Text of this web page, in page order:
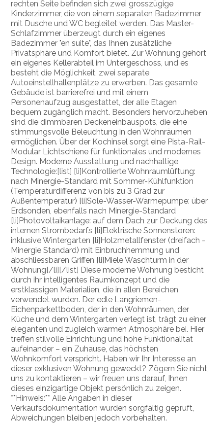
rechten Seite befinden sich zwei grosszügige
Kinderzimmer, die von einem separaten Badezimmer
mit Dusche und WC begleitet werden. Das Master-
Schlafzimmer überzeugt durch ein eigenes
Badezimmer "en suite", das Ihnen zusätzliche
Privatsphäre und Komfort bietet. Zur Wohnung gehört
ein eigenes Kellerabteil im Untergeschoss, und es
besteht die Möglichkeit, zwei separate
Autoeinstellhallenplätze zu erwerben. Das gesamte
Gebäude ist barrierefrei und mit einem
Personenaufzug ausgestattet, der alle Etagen
bequem zugänglich macht. Besonders hervorzuheben
sind die dimmbaren Deckeneinbauspots, die eine
stimmungsvolle Beleuchtung in den Wohnräumen
ermöglichen. Über der Kochinsel sorgt eine Pista-Rail-
Modular Lichtschiene für funktionales und modernes
Design. Moderne Ausstattung und nachhaltige
Technologie:[list] [li]Kontrollierte Wohnraumlüftung:
nach Minergie-Standard mit Sommer-Kühlfunktion
(Temperaturdifferenz von bis zu 3 Grad zur
Außentemperatur) [li]Sole-Wasser-Wärmepumpe: über
Erdsonden, ebenfalls nach Minergie-Standard
[li]Photovoltaikanlage: auf dem Dach zur Deckung des
internen Strombedarfs [li]Elektrische Sonnenstoren:
inklusive Wintergarten [li]Holzmetallfenster (dreifach -
Minergie Standard) mit Einbruchhemmung und
abschliessbaren Griffen [li]Miele Waschturm in der
Wohnung[/li][/list] Diese moderne Wohnung besticht
durch ihr intelligentes Raumkonzept und die
erstklassigen Materialien, die in allen Bereichen
verwendet wurden. Der edle Langriemen-
Eichenparkettboden, der in den Wohnräumen, der
Küche und dem Wintergarten verlegt ist, trägt zu einer
eleganten und zugleich warmen Atmosphäre bei. Hier
treffen stilvolle Einrichtung und hohe Funktionalität
aufeinander – ein Zuhause, das höchsten
Wohnkomfort verspricht. Haben wir Ihr Interesse an
dieser exklusiven Wohnung geweckt? Zögern Sie nicht,
uns zu kontaktieren – wir freuen uns darauf, Ihnen
dieses einzigartige Objekt persönlich zu zeigen.
**Hinweis:** Alle Angaben in dieser
Verkaufsdokumentation wurden sorgfältig geprüft,
Abweichungen bleiben jedoch vorbehalten.